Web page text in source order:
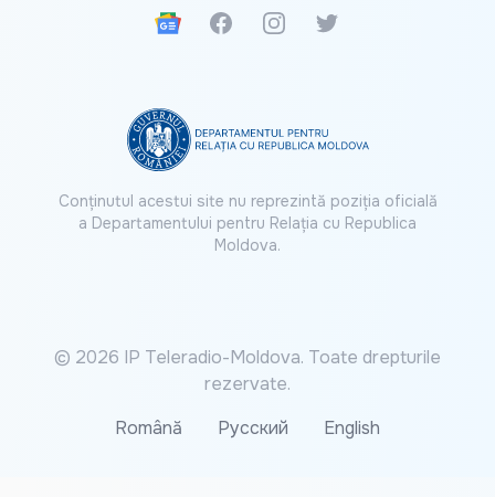
Google News
FacebookInstagramTwitter
Conținutul acestui site nu reprezintă poziția oficială
a Departamentului pentru Relația cu Republica
Moldova.
© 2026 IP Teleradio-Moldova. Toate drepturile
rezervate.
Română
Русский English